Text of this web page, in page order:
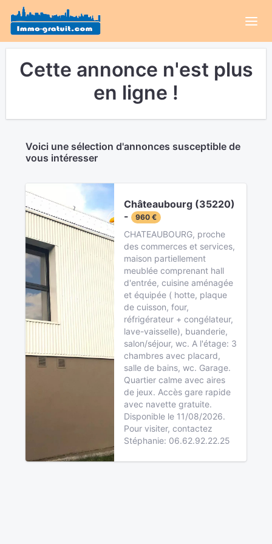
Cette annonce n'est plus
en ligne !
Voici une sélection d'annonces susceptible de
vous intéresser
Châteaubourg (35220)
-
960 €
CHATEAUBOURG, proche
des commerces et services,
maison partiellement
meublée comprenant hall
d'entrée, cuisine aménagée
et équipée ( hotte, plaque
de cuisson, four,
réfrigérateur + congélateur,
lave-vaisselle), buanderie,
salon/séjour, wc. A l'étage: 3
chambres avec placard,
salle de bains, wc. Garage.
Quartier calme avec aires
de jeux. Accès gare rapide
avec navette gratuite.
Disponible le 11/08/2026.
Pour visiter, contactez
Stéphanie: 06.62.92.22.25